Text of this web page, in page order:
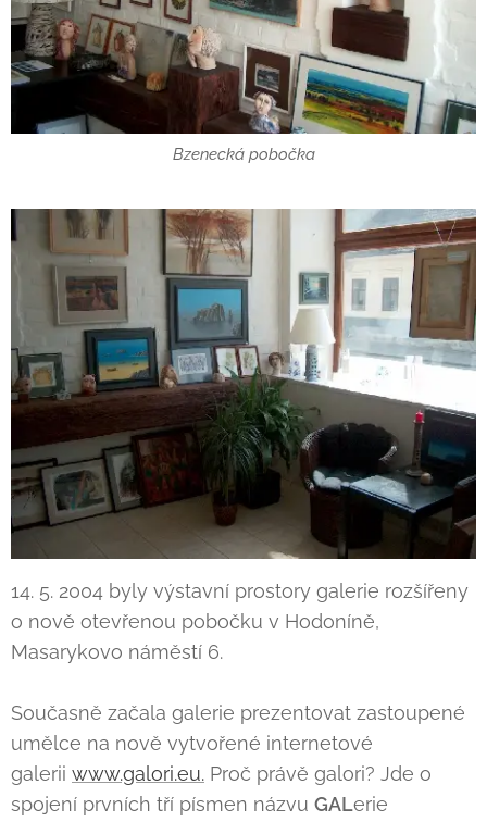
Bzenecká pobočka
14. 5. 2004 byly výstavní prostory galerie rozšířeny
o nově otevřenou pobočku v Hodoníně,
Masarykovo náměstí 6.
Současně začala galerie prezentovat zastoupené
umělce na nově vytvořené internetové
galerii www.galori.eu. Proč právě galori? Jde o
spojení prvních tří písmen názvu GALerie